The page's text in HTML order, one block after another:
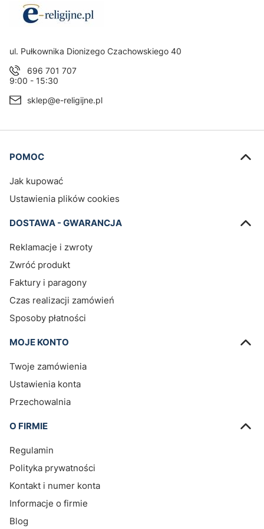
Adres:
ul. Pułkownika Dionizego Czachowskiego 40
696 701 707
9:00 - 15:30
sklep@e-religijne.pl
Linki w stopce
POMOC
Jak kupować
Ustawienia plików cookies
DOSTAWA - GWARANCJA
Reklamacje i zwroty
Zwróć produkt
Faktury i paragony
Czas realizacji zamówień
Sposoby płatności
MOJE KONTO
Twoje zamówienia
Ustawienia konta
Przechowalnia
O FIRMIE
Regulamin
Polityka prywatności
Kontakt i numer konta
Informacje o firmie
Blog